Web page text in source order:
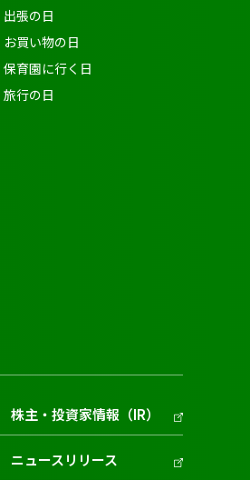
出張の日
お買い物の日
保育園に行く日
旅行の日
株主・投資家情報（IR）
ニュースリリース